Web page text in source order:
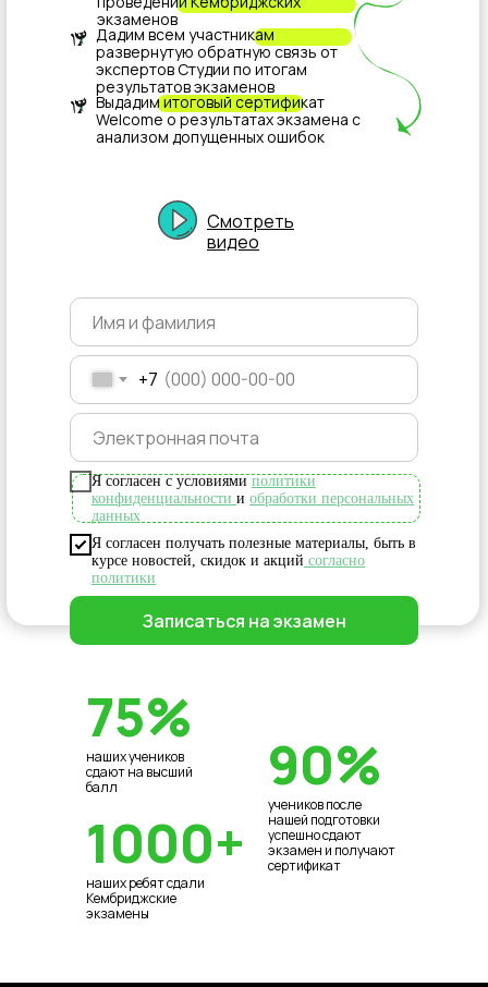
75%
наших учеников
сдают на высший
балл
90%
учеников после
нашей подготовки
успешно сдают
экзамен и получают
сертификат
1000+
наших ребят сдали
Кембриджские
экзамены
+7
Я согласен с условиямиполитики
конфиденциальности и обработки персональных
данных
Я согласен получать полезные материалы, быть в
курсе новостей, скидок и акций согласно
политики
Записаться на экзамен
Дадим всем участникам
развернутую обратную связь от
экспертов Студии по итогам
результатов экзаменов
экзаменов
Выдадим итоговый сертификат
Welcome о результатах экзамена с
анализом допущенных ошибок
Смотреть
видео